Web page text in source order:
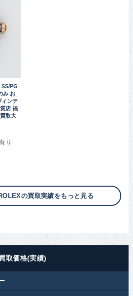
PG
み お
ィンテ
店 福
取大
り
の買取実績をもっと見る
取価格(実績)